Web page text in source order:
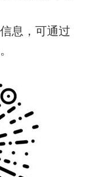
息，可通过